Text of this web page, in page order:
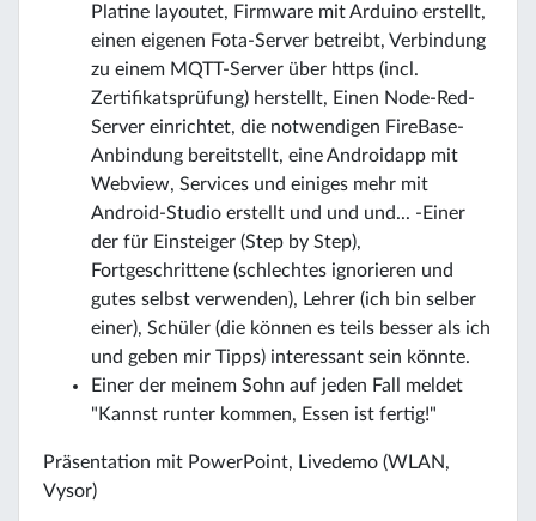
Platine layoutet, Firmware mit Arduino erstellt,
einen eigenen Fota-Server betreibt, Verbindung
zu einem MQTT-Server über https (incl.
Zertifikatsprüfung) herstellt, Einen Node-Red-
Server einrichtet, die notwendigen FireBase-
Anbindung bereitstellt, eine Androidapp mit
Webview, Services und einiges mehr mit
Android-Studio erstellt und und und... -Einer
der für Einsteiger (Step by Step),
Fortgeschrittene (schlechtes ignorieren und
gutes selbst verwenden), Lehrer (ich bin selber
einer), Schüler (die können es teils besser als ich
und geben mir Tipps) interessant sein könnte.
Einer der meinem Sohn auf jeden Fall meldet
"Kannst runter kommen, Essen ist fertig!"
Präsentation mit PowerPoint, Livedemo (WLAN,
Vysor)